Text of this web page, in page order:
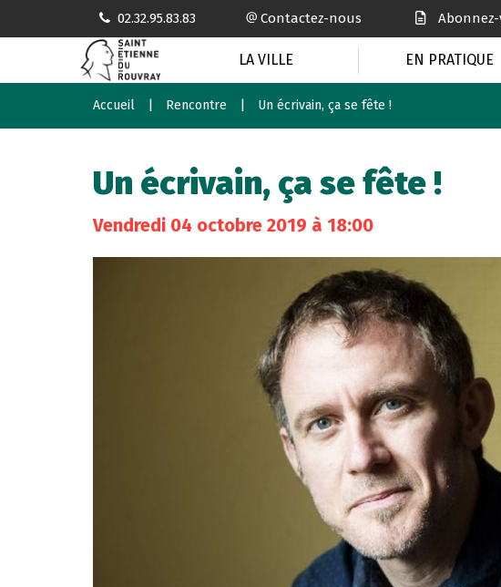
02.32.95.83.83 Contactez-nous
LA VILLE EN PRATIQUE
Accueil Rencontre Un écrivain, ça se fête !
Un écrivain, ça se fête !
Vendredi 04 octobre 2019 à 18:00